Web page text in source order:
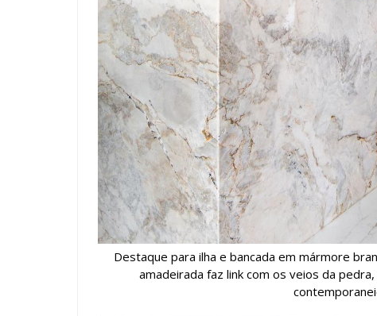
Destaque para ilha e bancada em mármore
amadeirada faz link com os veios da